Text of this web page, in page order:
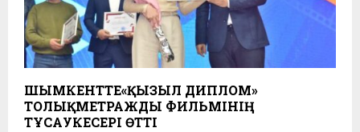
ШЫМКЕНТТЕ«ҚЫЗЫЛ ДИПЛОМ»
ТОЛЫҚМЕТРАЖДЫ ФИЛЬМІНІҢ
ТҰСАУКЕСЕРІ ӨТТІ